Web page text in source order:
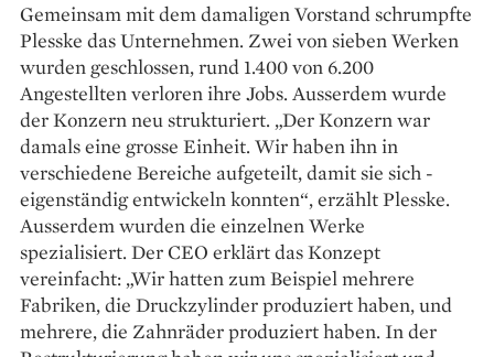
Gemeinsam mit dem dama­ligen Vorstand schrumpfte
Plesske das Unternehmen. Zwei von sieben Werken
wurden geschlossen, rund 1.400 von 6.200
Angestellten verloren ihre Jobs. Ausserdem wurde
der Konzern neu strukturiert. „Der ­Konzern war
damals eine grosse Einheit. Wir haben ihn in
verschiedene Bereiche aufgeteilt, damit sie sich ­
eigenständig entwickeln konnten“, erzählt Plesske.
Ausserdem wurden die einzelnen Werke
spezialisiert. Der CEO erklärt das Konzept
vereinfacht: „Wir hatten zum Beispiel mehrere
Fabriken, die Druckzylinder produziert haben, und
mehrere, die Zahnräder produziert haben. In der